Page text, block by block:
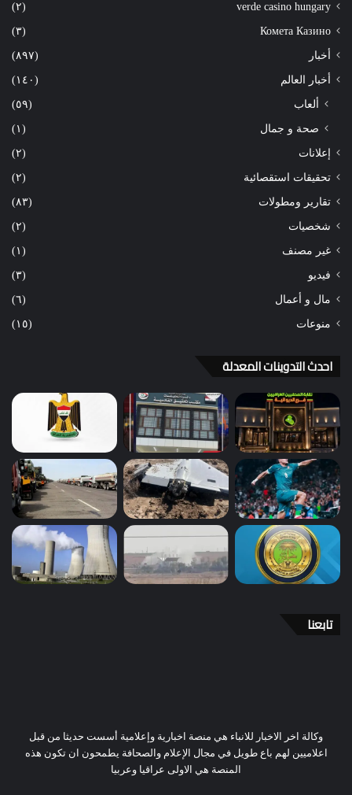
verde casino hungary (٢)
Комета Казино (٣)
أخبار (٨٩٧)
أخبار العالم (١٤٠)
ألعاب
(٥٩)
صحة و جمال
(١)
إعلانات (٢)
تحقيقات استقصائية (٢)
تقارير ومطولات (٨٣)
شخصيات (٢)
غير مصنف (١)
فيديو (٣)
مال و أعمال (٦)
منوعات (١٥)
احدث التدوينات المعدلة
تابعنا
وكالة اخر الاخبار للانباء هي منصة اخبارية وإعلامية أسست حديثا من قبل
اعلاميين لهم باع طويل في مجال الإعلام والصحافة يطمحون ان تكون هذه
المنصة هي الاولى عراقيا وعربيا